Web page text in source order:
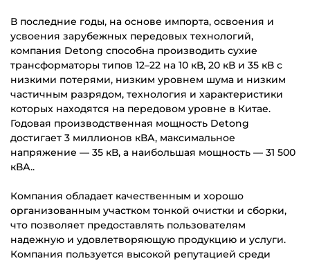
В последние годы, на основе импорта, освоения и
усвоения зарубежных передовых технологий,
компания Detong способна производить сухие
трансформаторы типов 12–22 на 10 кВ, 20 кВ и 35 кВ с
низкими потерями, низким уровнем шума и низким
частичным разрядом, технология и характеристики
которых находятся на передовом уровне в Китае.
Годовая производственная мощность Detong
достигает 3 миллионов кВА, максимальное
напряжение — 35 кВ, а наибольшая мощность — 31 500
кВА..
Компания обладает качественным и хорошо
организованным участком тонкой очистки и сборки,
что позволяет предоставлять пользователям
надежную и удовлетворяющую продукцию и услуги.
Компания пользуется высокой репутацией среди